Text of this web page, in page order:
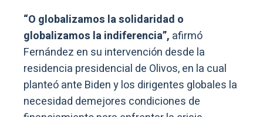
“O globalizamos la solidaridad o
globalizamos la indiferencia”, afirmó
Fernández en su intervención desde la
residencia presidencial de Olivos, en la cual
planteó ante Biden y los dirigentes globales la
necesidad demejores condiciones de